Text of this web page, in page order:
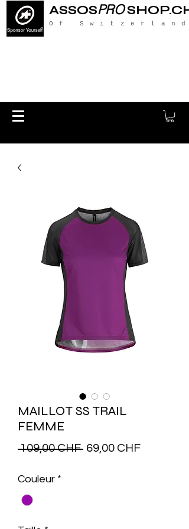
ASSOSPROSHOP.CH
Of Switzerland
MAILLOT SS TRAIL
FEMME
109,00 CHF Prix
69,00 CHFPrix
Couleur *